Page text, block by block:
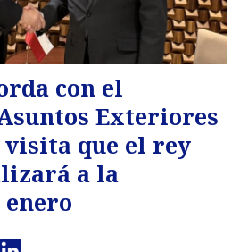
con el
Exteriores
visita que el rey
a la